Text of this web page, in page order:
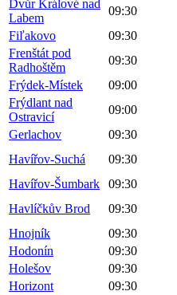
Dvůr Králové nad
Labem
09:30
Fiľakovo
09:30
Frenštát pod
Radhoštěm
09:30
Frýdek-Místek
09:00
Frýdlant nad
Ostravicí
09:00
Gerlachov
09:30
Havířov-Suchá
09:30
Havířov-Šumbark
09:30
Havlíčkův Brod
09:30
Hnojník
09:30
Hodonín
09:30
Holešov
09:30
Horizont
09:30